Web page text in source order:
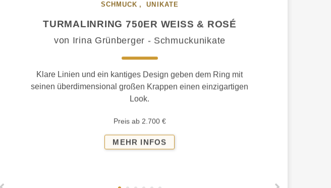
SCHMUCK , UNIKATE
TURMALINRING 750ER WEISS & ROSÉ
von Irina Grünberger - Schmuckunikate
Klare Linien und ein kantiges Design geben dem Ring mit
seinen überdimensional großen Krappen einen einzigartigen
Look.
Preis ab 2.700 €
MEHR INFOS